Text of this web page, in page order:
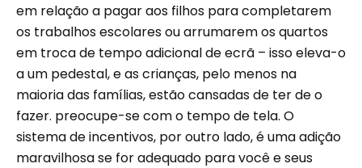
em relação a pagar aos filhos para completarem
os trabalhos escolares ou arrumarem os quartos
em troca de tempo adicional de ecrã – isso eleva-o
a um pedestal, e as crianças, pelo menos na
maioria das famílias, estão cansadas de ter de o
fazer. preocupe-se com o tempo de tela. O
sistema de incentivos, por outro lado, é uma adição
maravilhosa se for adequado para você e seus